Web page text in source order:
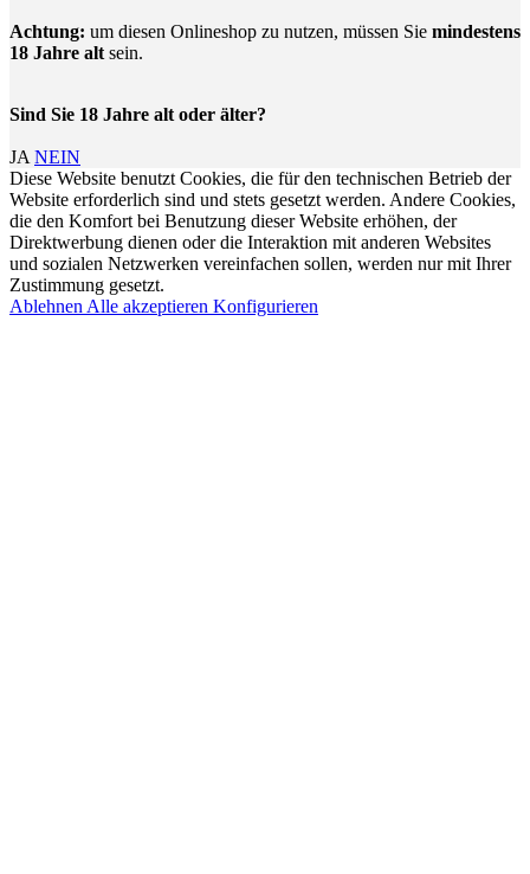
Achtung: um diesen Onlineshop zu nutzen, müssen Sie mindestens
18 Jahre alt sein.
Sind Sie 18 Jahre alt oder älter?
JA NEIN
Diese Website benutzt Cookies, die für den technischen Betrieb der
Website erforderlich sind und stets gesetzt werden. Andere Cookies,
die den Komfort bei Benutzung dieser Website erhöhen, der
Direktwerbung dienen oder die Interaktion mit anderen Websites
und sozialen Netzwerken vereinfachen sollen, werden nur mit Ihrer
Zustimmung gesetzt.
Ablehnen Alle akzeptieren Konfigurieren